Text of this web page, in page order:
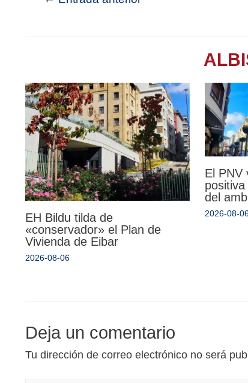
EH Bildu tilda de
«conservador» el Plan de
Vivienda de Eibar
2026-08-06
El PNV
del
2026-08-
Deja un comentario
Tu dirección de correo electrónico no será